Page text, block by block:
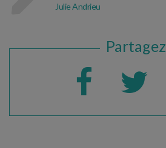
Julie Andrieu
Partagez